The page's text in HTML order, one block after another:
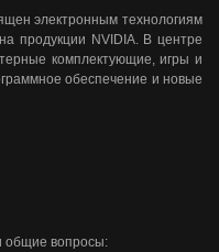
электронным технологиям
продукции NVIDIA. В центре
комплектующие, игры и
обеспечение и новые
общие вопросы: